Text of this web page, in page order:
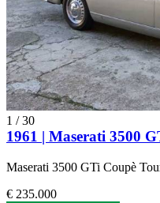
1 /30
1961 | Maserati 3500
Maserati 3500 GTi Coupè
€ 235.000